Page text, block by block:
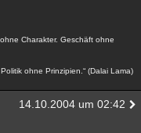
Charakter. Geschäft ohne
ohne Prinzipien.“ (Dalai Lama)
14.10.2004 um 02:42